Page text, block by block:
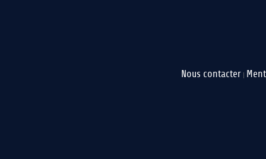
Nous contacter |